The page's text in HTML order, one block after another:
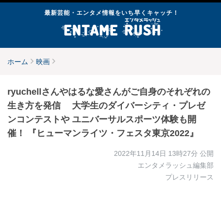
最新芸能・エンタメ情報をいち早くキャッチ！
ホーム 映画
ryuchellさんやはるな愛さんがご自身のそれぞれの
生き方を発信 大学生のダイバーシティ・プレゼ
ンコンテストや ユニバーサルスポーツ体験も開
催！ 『ヒューマンライツ・フェスタ東京2022』
2022年11月14日 13時27分 公開
エンタメラッシュ編集部
プレスリリース